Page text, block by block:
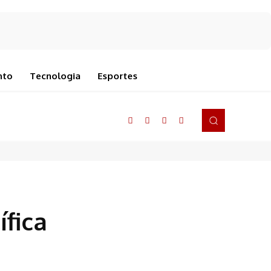
Tecnologia Esportes